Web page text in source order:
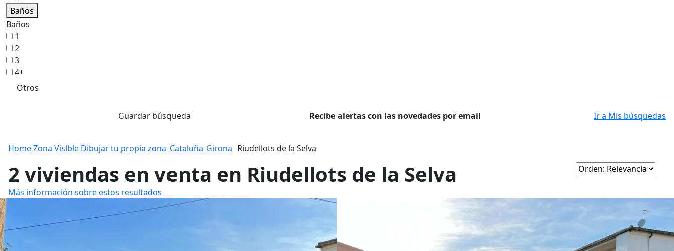
Baños
Baños
1
2
3
4+
Otros
Guardar búsqueda Recibe alertas con las novedades por email Ir a Mis búsquedas
HomeZona Vislble Dibujar tu propia zona Cataluña Girona Riudellots de la Selva
2 viviendas en venta en Riudellots de la Selva
Más información sobre estos resultados